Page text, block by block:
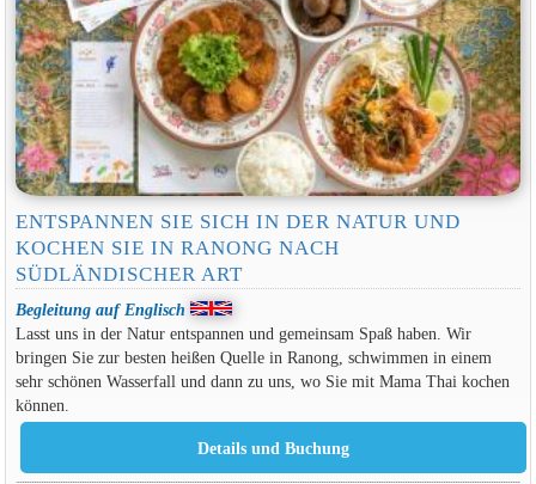
ENTSPANNEN SIE SICH IN DER NATUR UND
KOCHEN SIE IN RANONG NACH
SÜDLÄNDISCHER ART
Begleitung auf Englisch
Lasst uns in der Natur entspannen und gemeinsam Spaß haben. Wir
bringen Sie zur besten heißen Quelle in Ranong, schwimmen in einem
sehr schönen Wasserfall und dann zu uns, wo Sie mit Mama Thai kochen
können.